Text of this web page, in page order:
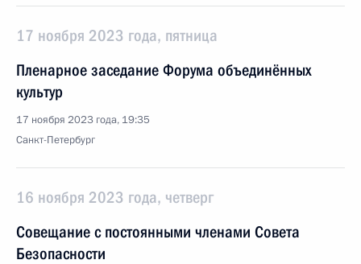
17 ноября 2023 года, пятница
Пленарное заседание Форума объединённых
культур
17 ноября 2023 года, 19:35
Санкт-Петербург
16 ноября 2023 года, четверг
Совещание с постоянными членами Совета
Безопасности